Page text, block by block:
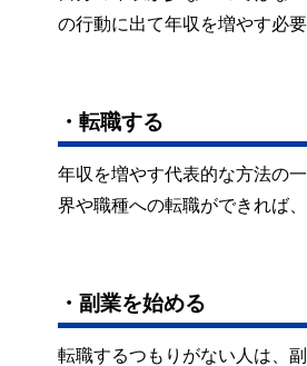
の行動に出て年収を増やす必
・転職する
年収を増やす代表的な方法の
界や職種への転職ができれば
・副業を始める
転職するつもりがない人は、